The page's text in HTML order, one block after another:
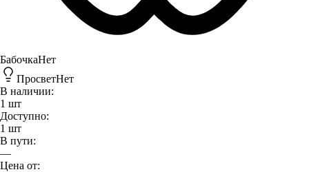
БабочкаНет
ПросветНет
В наличии:
1 шт
Доступно:
1 шт
В пути:
—
Цена от: